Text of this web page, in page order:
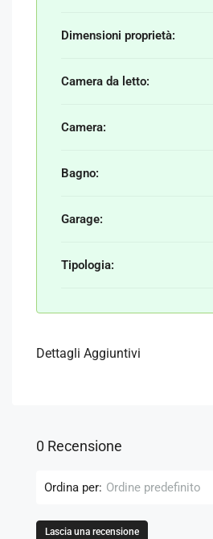
Dimensioni proprietà:
Camera da letto:
Camera:
Bagno:
Garage:
Tipologia:
Dettagli Aggiuntivi
0 Recensione
Ordina per: Ordine predefinito
Lascia una recensione